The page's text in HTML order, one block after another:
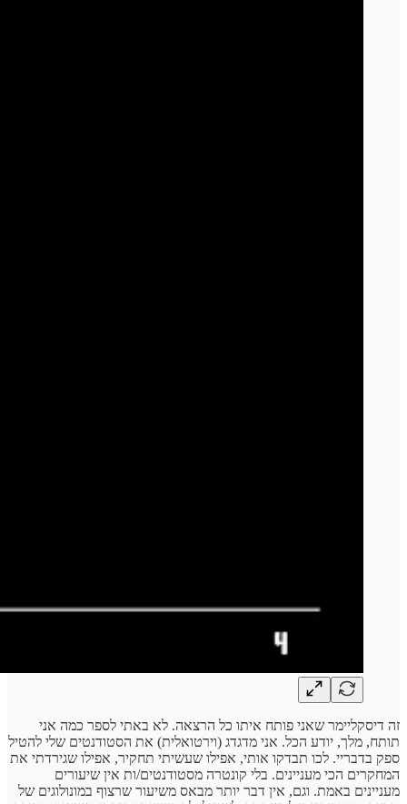
זה דיסקליימר שאני פותח איתו כל הרצאה. לא באתי לספר כמה אני
תותח, מלך, יודע הכל. אני מדגדג (וירטואלית) את הסטודנטים שלי להטיל
ספק בדבריי. לכו תבדקו אותי, אפילו שעשיתי תחקיר, אפילו שגירדתי את
המחקרים הכי מעניינים. בלי קונטרה מסטודנטים/ות אין שיעורים
מעניינים באמת. וגם, אין דבר יותר מבאס משיעור שרצוף במונולוגים של